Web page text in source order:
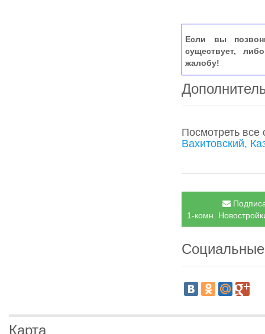
Если вы
существует,
жалобу!
Посмотреть
Вахитовский,
1-комн.
Карта